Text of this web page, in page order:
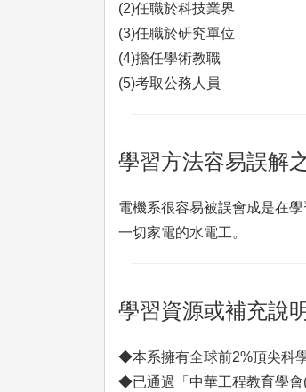
(2)任職於科技業界
(3)任職於研究單位
(4)擔任學術教職
(5)考取公務人員
學習方法容易誤解
電機系很容易被誤會成是在
一切家電的水電工。
學習資源或補充說明
◆本系擁有全球前2%頂尖科
◆已通過「中華工程教育學會